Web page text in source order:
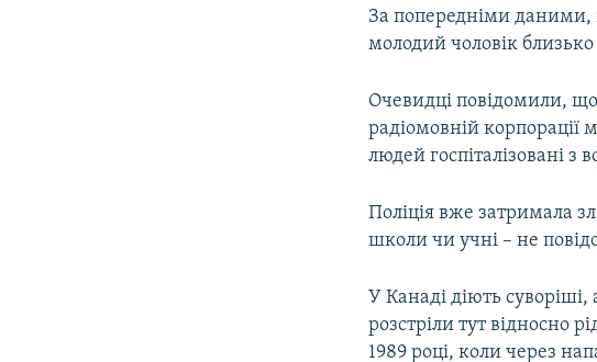
За попередніми даними,
молодий чоловік
Очевидці повідомили,
радіомовній корпорації
людей госпіталізовані
Поліція вже затримала
школи чи учні – не
У Канаді діють
розстріли тут відносно
1989 році, коли через